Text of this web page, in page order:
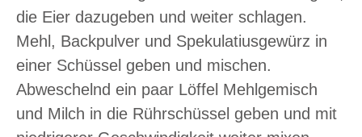
die Eier dazugeben und weiter schlagen.
Mehl, Backpulver und Spekulatiusgewürz in
einer Schüssel geben und mischen.
Abweschelnd ein paar Löffel Mehlgemisch
und Milch in die Rührschüssel geben und mit